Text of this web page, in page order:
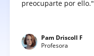
preocuparte por ello."
Pam Driscoll F
Profesora